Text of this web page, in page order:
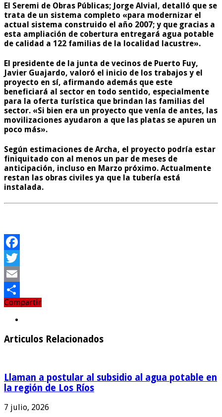
El Seremi de Obras Públicas; Jorge Alvial, detalló que se
trata de un sistema completo «para modernizar el
actual sistema construido el año 2007; y que gracias a
esta ampliación de cobertura entregará agua potable
de calidad a 122 familias de la localidad lacustre».
El presidente de la junta de vecinos de Puerto Fuy,
Javier Guajardo, valoró el inicio de los trabajos y el
proyecto en sí, afirmando además que este
beneficiará al sector en todo sentido, especialmente
para la oferta turística que brindan las familias del
sector. «Si bien era un proyecto que venía de antes, las
movilizaciones ayudaron a que las platas se apuren un
poco más».
Según estimaciones de Archa, el proyecto podría estar
finiquitado con al menos un par de meses de
anticipación, incluso en Marzo próximo. Actualmente
restan las obras civiles ya que la tubería está
instalada.
Facebook
Twitter
Email
Compartir
Compartir
Articulos Relacionados
Llaman a postular al subsidio al agua potable en
la región de Los Ríos
7 julio, 2026